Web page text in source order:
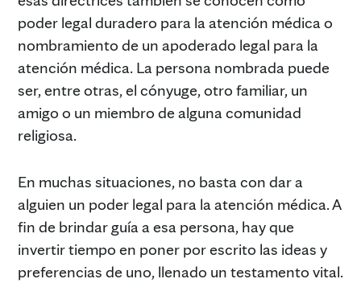
poder legal duradero para la atención médica o
nombramiento de un apoderado legal para la
atención médica. La persona nombrada puede
ser, entre otras, el cónyuge, otro familiar, un
amigo o un miembro de alguna comunidad
religiosa.
En muchas situaciones, no basta con dar a
alguien un poder legal para la atención médica. A
fin de brindar guía a esa persona, hay que
invertir tiempo en poner por escrito las ideas y
preferencias de uno, llenado un testamento vital.